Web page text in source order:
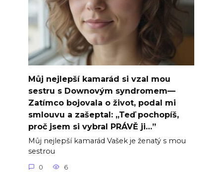
Můj nejlepší kamarád si vzal mou
sestru s Downovým syndromem—
Zatímco bojovala o život, podal mi
smlouvu a zašeptal: „Teď pochopíš,
proč jsem si vybral PRÁVĚ ji…”
Můj nejlepší kamarád Vašek je ženatý s mou
sestrou
0 6